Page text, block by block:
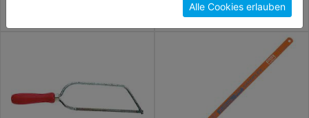
Konfigurieren" kannst du auswählen, welche Cookies
du zulassen möchtest und welche nicht.
Alle Cookies erlauben